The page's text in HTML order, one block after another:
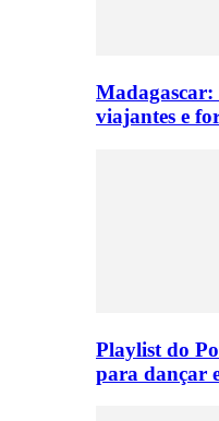
Madagascar:
viajantes e
Playlist do
para dançar